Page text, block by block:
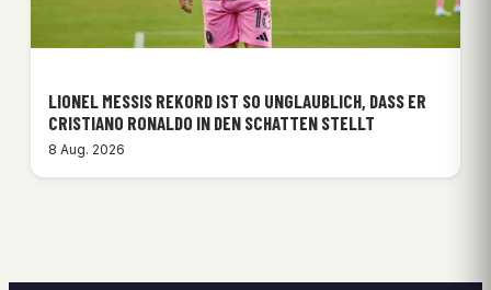
LIONEL MESSIS REKORD IST SO UNGLAUBLICH, DASS ER
CRISTIANO RONALDO IN DEN SCHATTEN STELLT
8 Aug. 2026